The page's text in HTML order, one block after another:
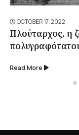
OCTOBER 17, 2022
Πλούταρχος, η
Read More